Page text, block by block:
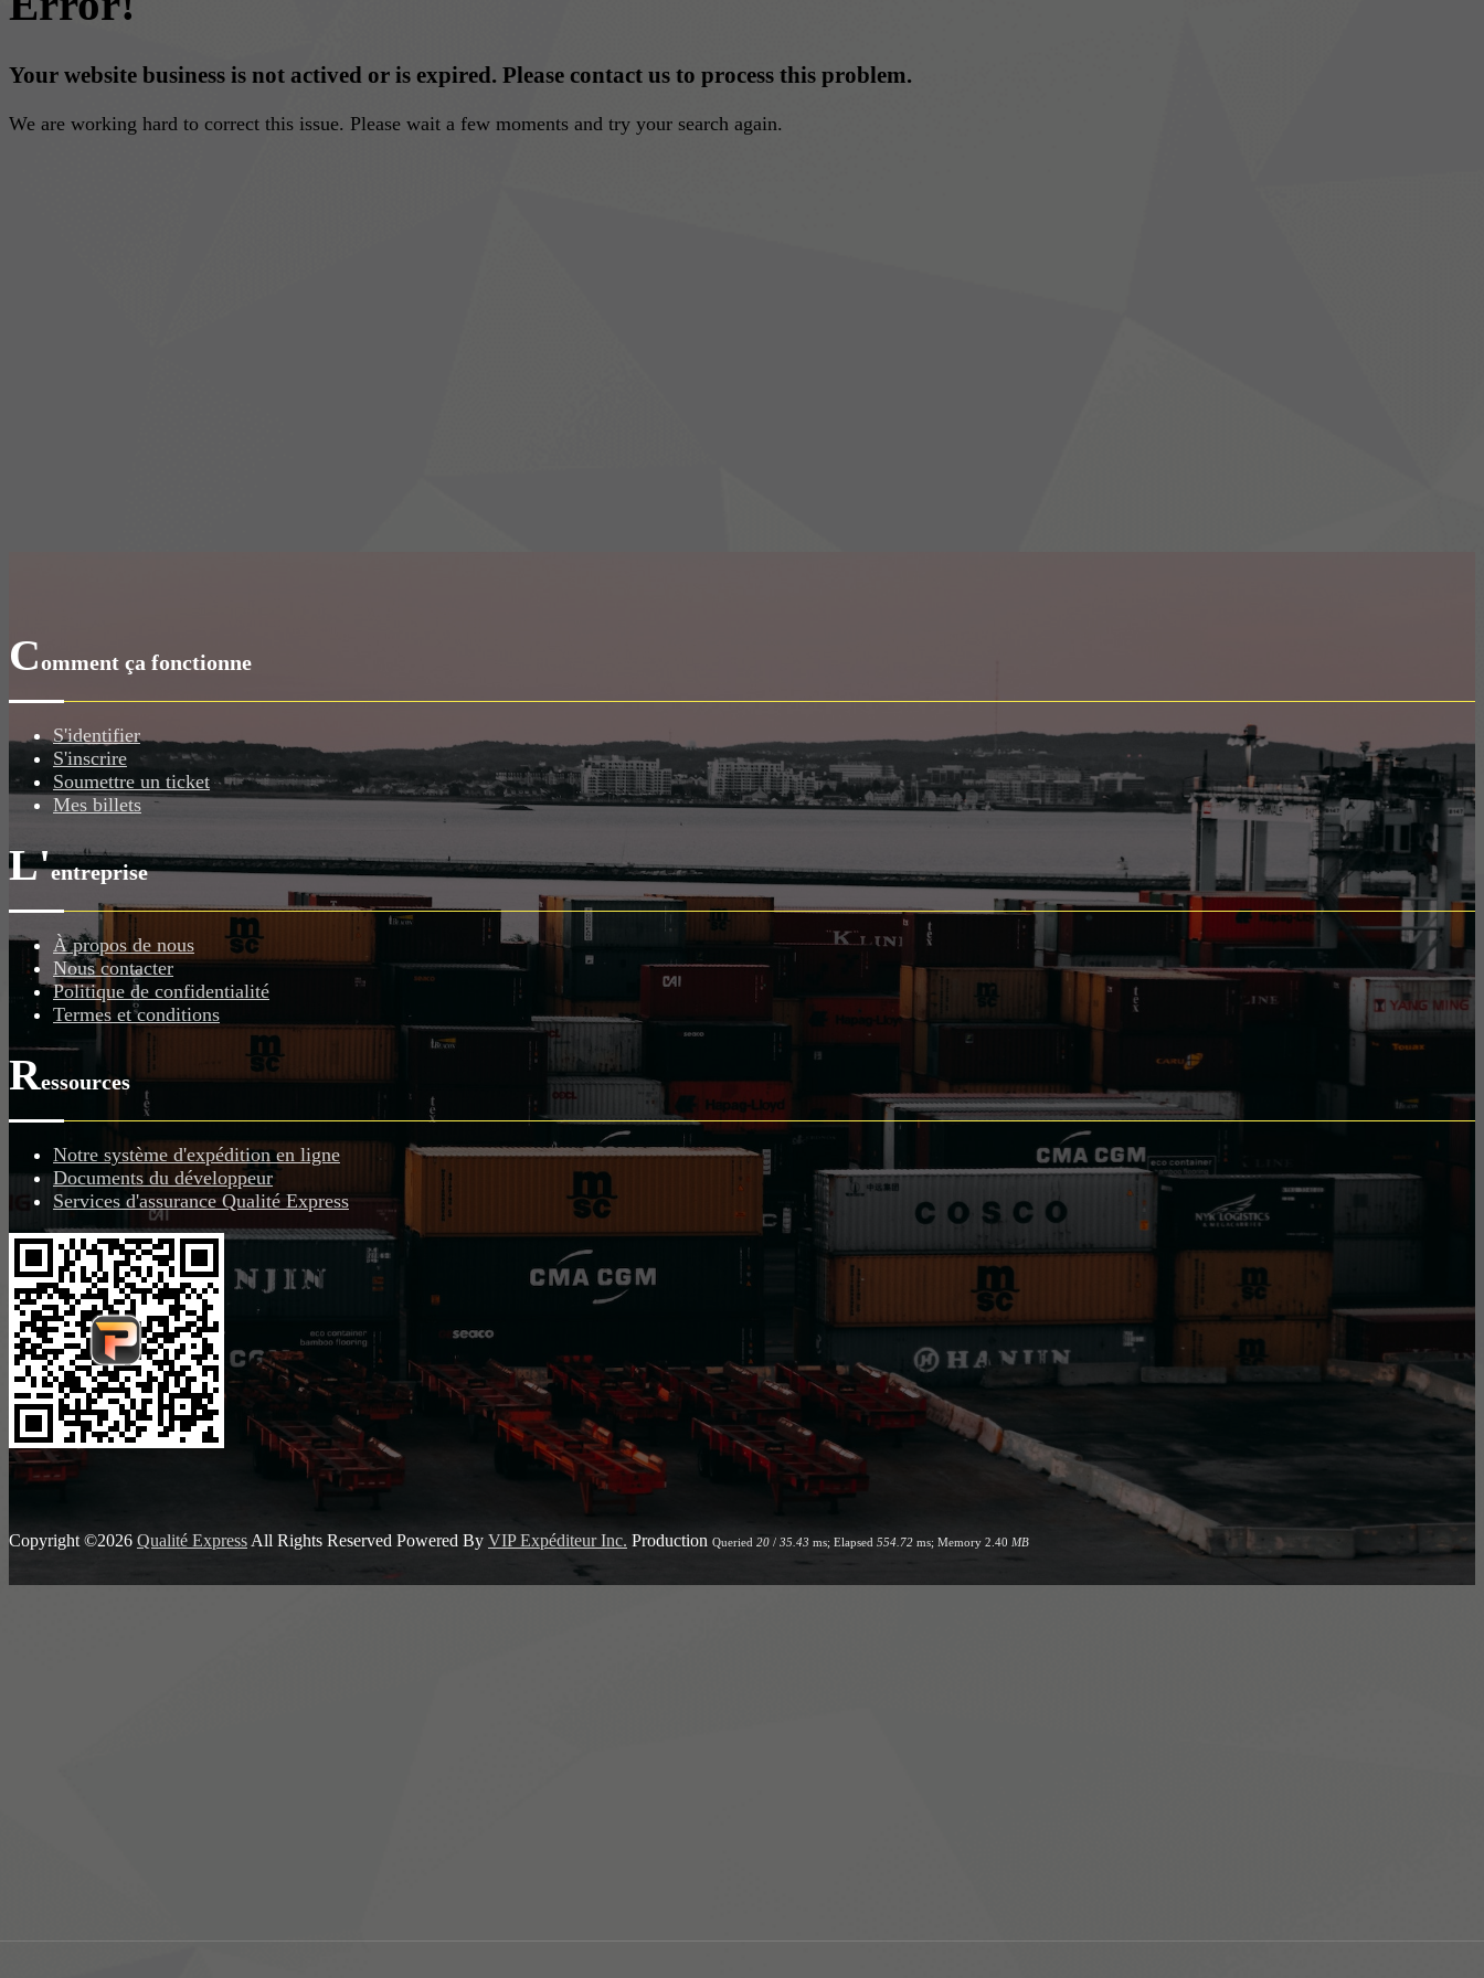
Your website business is not actived or is expired. Please contact us to process this problem.
We are working hard to correct this issue. Please wait a few moments and try your search again.
Comment ça fonctionne
S'identifier
S'inscrire
Soumettre un ticket
Mes billets
L'entreprise
À propos de nous
Nous contacter
Politique de confidentialité
Termes et conditions
Ressources
Notre système d'expédition en ligne
Documents du développeur
Services d'assurance Qualité Express
Copyright ©2026 Qualité ExpressAll Rights Reserved Powered By VIP Expéditeur Inc. Production Queried 20 / 35.43 ms; Elapsed 554.72 ms; Memory 2.40 MB